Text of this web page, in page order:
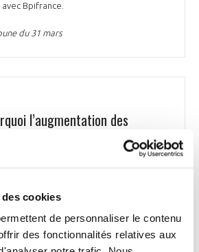
cookies
de personnaliser le contenu
des fonctionnalités relatives aux
Bpifrance.
du 31 mars
l’augmentation des
militaires est bon pour
de défense est rentable. Le
le moyen et le long terme
sa définition « échappe largement au
du calcul traditionnel de